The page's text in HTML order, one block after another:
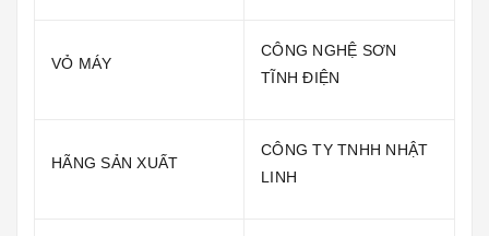
VỎ MÁY
CÔNG NGHỆ SƠN
TĨNH ĐIỆN
HÃNG SẢN XUẤT
CÔNG TY TNHH NHẬT
LINH